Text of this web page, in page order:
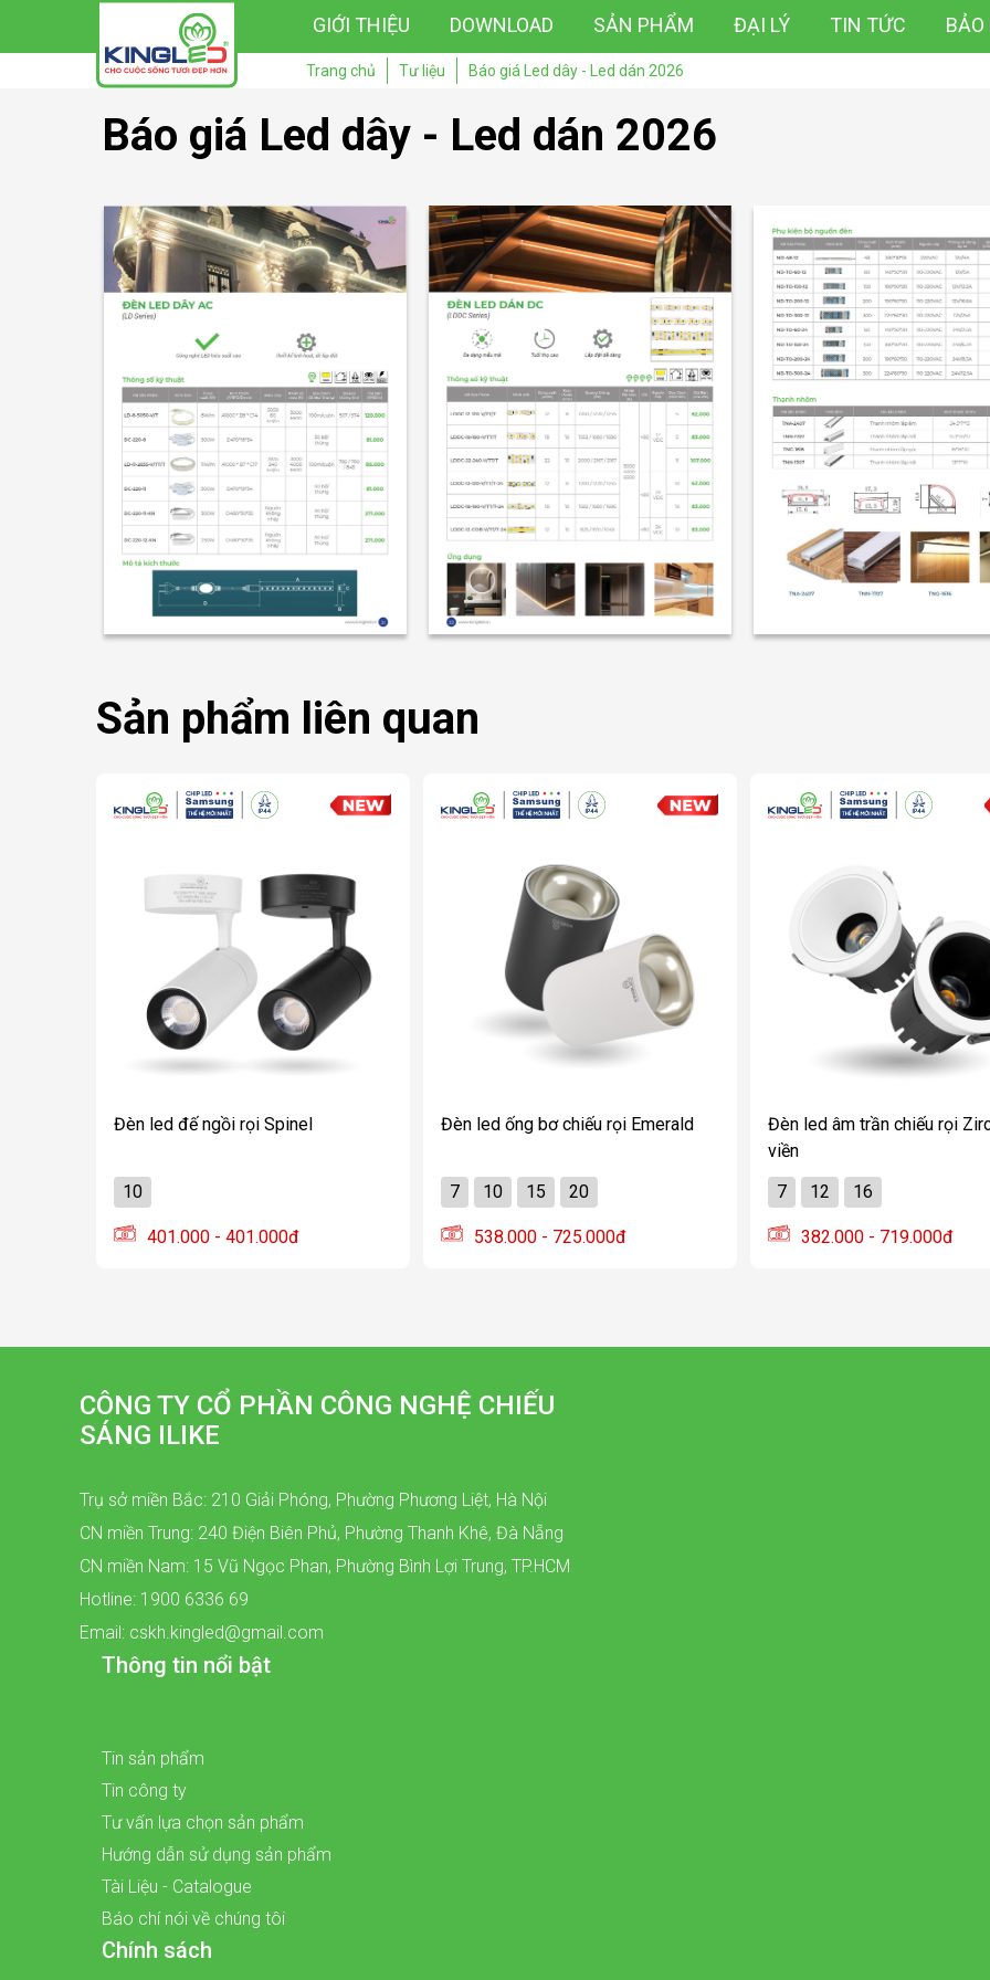
GIỚI THIỆU DOWNLOAD SẢN PHẨM ĐẠI LÝ TIN TỨC BẢO
Trang chủ Tư liệu Báo giá Led dây - Led dán 2026
Báo giá Led dây - Led dán 2026
Sản phẩm liên quan
Đèn led đế ngồi rọi Spinel
10
401.000 - 401.000đ
Đèn led ống bơ chiếu rọi Emerald
7 10 15 20
538.000 - 725.000đ
Đèn led âm trần chiếu rọi Zircon có
viền
7
12 16
382.000 - 719.000đ
CÔNG TY CỔ PHẦN CÔNG NGHỆ CHIẾU
SÁNG ILIKE
Trụ sở miền Bắc: 210 Giải Phóng, Phường Phương Liệt, Hà Nội
CN miền Trung: 240 Điện Biên Phủ, Phường Thanh Khê, Đà Nẵng
CN miền Nam: 15 Vũ Ngọc Phan, Phường Bình Lợi Trung, TP.HCM
Hotline: 1900 6336 69
Email: cskh.kingled@gmail.com
Thông tin nổi bật
Tin sản phẩm
Tin công ty
Tư vấn lựa chọn sản phẩm
Hướng dẫn sử dụng sản phẩm
Tài Liệu - Catalogue
Báo chí nói về chúng tôi
Chính sách